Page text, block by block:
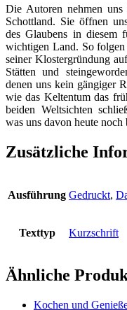
Die Autoren nehmen
Schottland. Sie öffnen
des Glaubens in diesem
wichtigen Land. So
seiner Klostergründung
Stätten und
denen uns kein gängiger
wie das Keltentum das
beiden Weltsichten
was uns davon heute noch
Zusätzliche
Ausführung Gedruckt,
Texttyp Kurzschrift
Ähnliche
Kochen und